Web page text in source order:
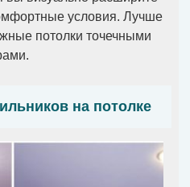
условия. Лучше
потолки точечными
на потолке